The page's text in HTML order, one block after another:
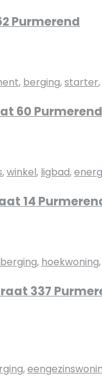
Purmerend
, berging,starter,
60 Purmerend
,winkel, ligbad,
14
berging, hoekwoning,
337
,